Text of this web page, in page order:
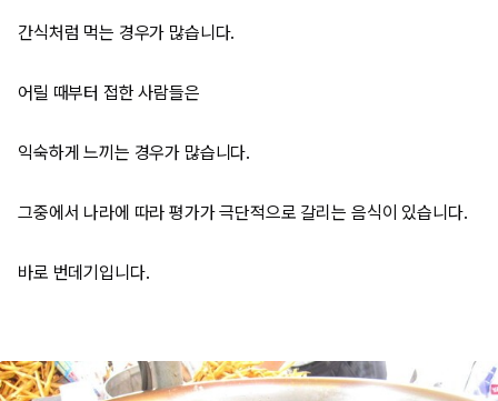
간식처럼 먹는 경우가 많습니다.
어릴 때부터 접한 사람들은
익숙하게 느끼는 경우가 많습니다.
그중에서 나라에 따라 평가가 극단적으로 갈리는 음식이 있습니다.
바로 번데기입니다.